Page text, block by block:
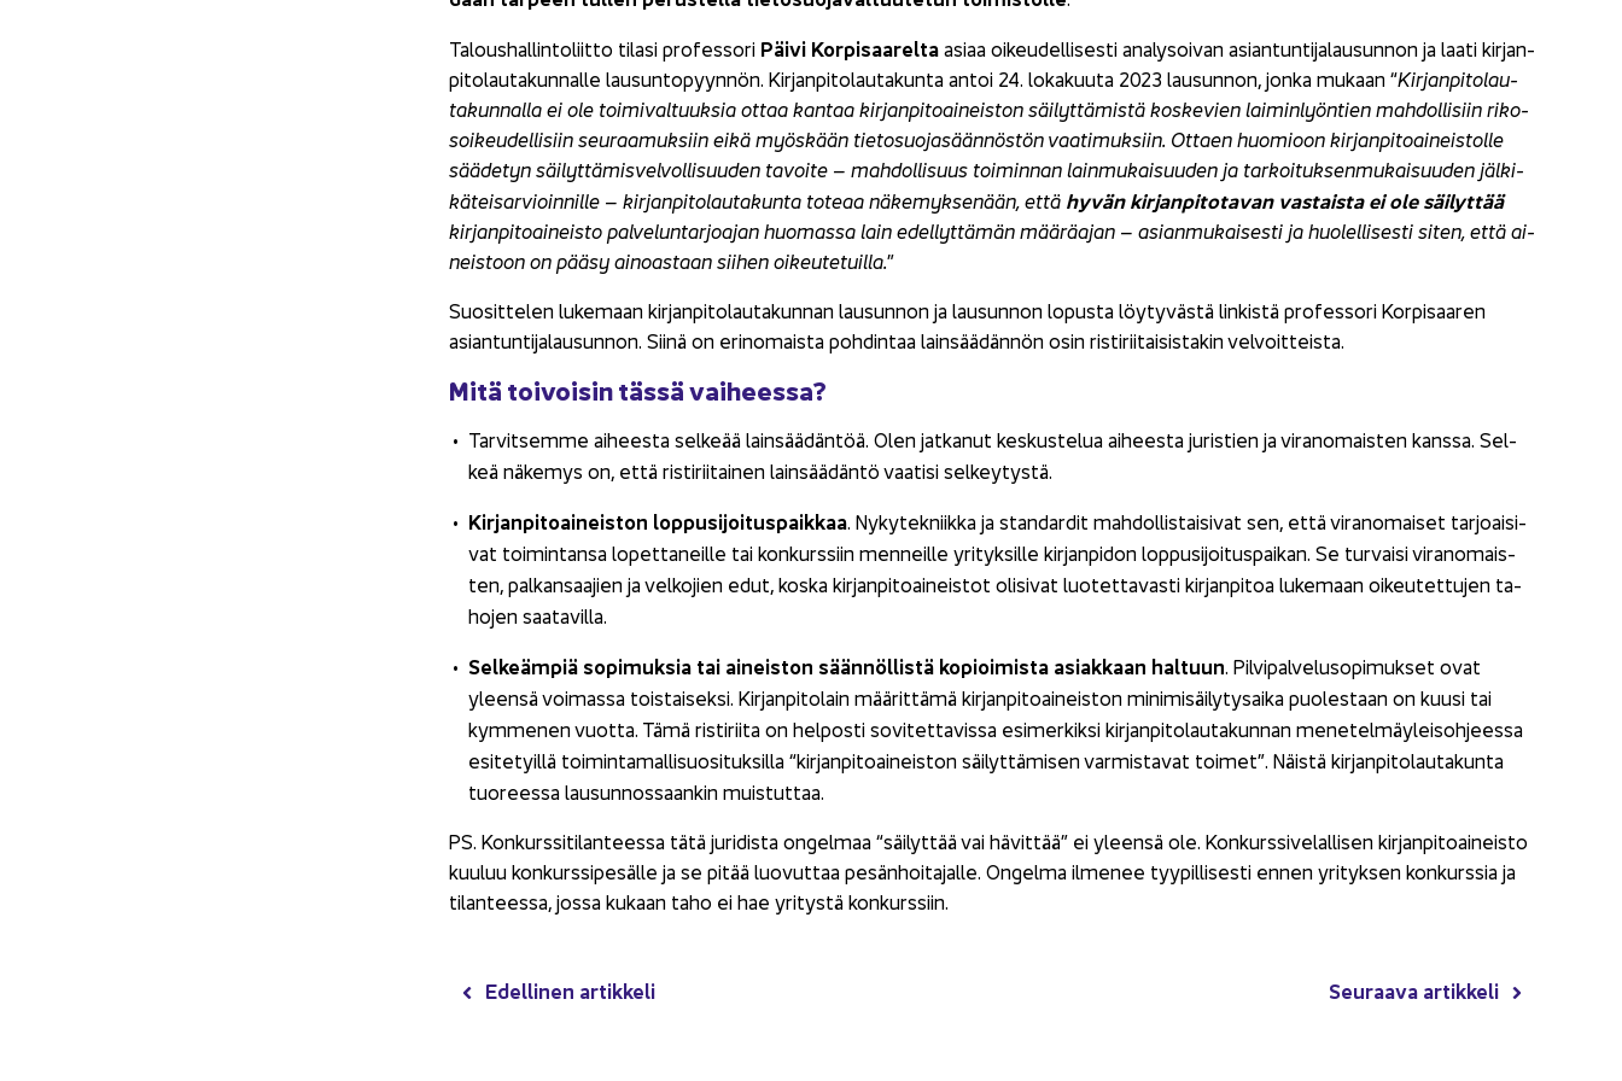
Ta­lous­hal­lin­to­liit­to ti­la­si pro­fes­so­ri Päivi Kor­pi­saa­rel­taasiaa oi­keu­del­li­ses­ti ana­ly­soi­van asian­tun­ti­ja­lausun­non ja laati kir­jan­
pi­to­lau­ta­kun­nal­le lausun­to­pyyn­nön. Kir­jan­pi­to­lau­ta­kun­ta antoi 24. lo­ka­kuu­ta 2023 lausun­non, jonka mu­kaan “Kir­jan­pi­to­lau­
ta­kun­nal­la ei ole toi­mi­val­tuuk­sia ottaa kan­taa kir­jan­pi­toai­neis­ton säi­lyt­tä­mis­tä kos­ke­vien lai­min­lyön­tien mah­dol­li­siin ri­ko­
soi­keu­del­li­siin seu­raa­muk­siin eikä myös­kään tie­to­suo­ja­sään­nös­tön vaa­ti­muk­siin. Ot­taen huo­mioon kir­jan­pi­toai­neis­tol­le
sää­de­tyn säi­lyt­tä­mis­vel­vol­li­suu­den ta­voi­te – mah­dol­li­suus toi­min­nan lain­mu­kai­suu­den ja tar­koi­tuk­sen­mu­kai­suu­den jäl­ki­
kä­tei­sar­vioin­nil­le – kir­jan­pi­to­lau­ta­kun­ta to­te­aa nä­ke­myk­se­nään, että hyvän kir­jan­pi­to­ta­van vas­tais­ta ei ole säi­lyt­tää
kir­jan­pi­toai­neis­to pal­ve­lun­tar­joa­jan huo­mas­sa lain edel­lyt­tä­män mää­rä­ajan – asian­mu­kai­ses­ti ja huo­lel­li­ses­ti siten, että ai­
neis­toon on pääsy ai­noas­taan sii­hen oi­keu­te­tuil­la.”
Suo­sit­te­len lu­ke­maan kir­jan­pi­to­lau­ta­kun­nan lausun­non ja lausun­non lo­pus­ta löy­ty­väs­tä lin­kis­tä pro­fes­so­ri Kor­pi­saa­ren
asian­tun­ti­ja­lausun­non. Siinä on erin­omais­ta poh­din­taa lain­sää­dän­nön osin ris­ti­rii­tai­sis­ta­kin vel­voit­teis­ta.
Mitä toi­voi­sin tässä vai­hees­sa?
Tar­vit­sem­me ai­hees­ta sel­ke­ää lain­sää­dän­töä. Olen jat­ka­nut kes­kus­te­lua ai­hees­ta ju­ris­tien ja vi­ran­omais­ten kans­sa. Sel­
keä nä­ke­mys on, että ris­ti­rii­tai­nen lain­sää­dän­tö vaa­ti­si sel­key­tys­tä.
Kir­jan­pi­toai­neis­ton lop­pusi­joi­tus­paik­kaa. Ny­ky­tek­niik­ka ja stan­dar­dit mah­dol­lis­tai­si­vat sen, että vi­ran­omai­set tar­joai­si­
vat toi­min­tan­sa lo­pet­ta­neil­le tai kon­kurs­siin men­neil­le yri­tyk­sil­le kir­jan­pi­don lop­pusi­joi­tus­pai­kan. Se tur­vai­si vi­ran­omais­
ten, pal­kan­saa­jien ja vel­ko­jien edut, koska kir­jan­pi­toai­neis­tot oli­si­vat luo­tet­ta­vas­ti kir­jan­pi­toa lu­ke­maan oi­keu­tet­tu­jen ta­
ho­jen saa­ta­vil­la.
Sel­keäm­piä so­pi­muk­sia tai ai­neis­ton sään­nöl­lis­tä ko­pioi­mis­ta asiak­kaan hal­tuun. Pil­vi­pal­ve­luso­pi­muk­set ovat
yleen­sä voi­mas­sa tois­tai­sek­si. Kir­jan­pi­to­lain mää­rit­tä­mä kir­jan­pi­toai­neis­ton mi­ni­mi­säi­ly­ty­sai­ka puo­les­taan on kuusi tai
kym­me­nen vuot­ta. Tämä ris­ti­rii­ta on hel­pos­ti so­vi­tet­ta­vis­sa esi­mer­kik­si kir­jan­pi­to­lau­ta­kun­nan me­ne­tel­mäy­leis­oh­jees­sa
esi­te­tyil­lä toi­min­ta­mal­li­suo­si­tuk­sil­la “kir­jan­pi­toai­neis­ton säi­lyt­tä­mi­sen var­mis­ta­vat toi­met”. Näis­tä kir­jan­pi­to­lau­ta­kun­ta
tuo­rees­sa lausun­nos­saan­kin muis­tut­taa.
PS. Kon­kurs­si­ti­lan­tees­sa tätä ju­ri­dis­ta on­gel­maa “säi­lyt­tää vai hä­vit­tää” ei yleen­sä ole. Kon­kurs­si­ve­lal­li­sen kir­jan­pi­toai­neis­to
kuu­luu kon­kurs­si­pe­säl­le ja se pitää luo­vut­taa pe­sän­hoi­ta­jal­le. On­gel­ma il­me­nee tyy­pil­li­ses­ti ennen yri­tyk­sen kon­kurs­sia ja
ti­lan­tees­sa, jossa ku­kaan taho ei hae yri­tys­tä kon­kurs­siin.
Edel­li­nen ar­tik­ke­li Seu­raa­va ar­tik­ke­li